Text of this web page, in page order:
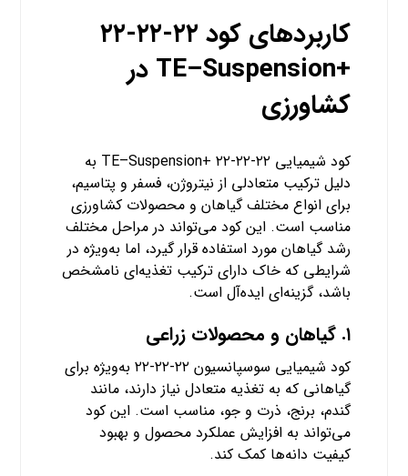
کاربردهای کود ۲۲-۲۲-۲۲
+TE–Suspension در
کشاورزی
کود شیمیایی ۲۲-۲۲-۲۲ +TE–Suspension به
دلیل ترکیب متعادلی از نیتروژن، فسفر و پتاسیم،
برای انواع مختلف گیاهان و محصولات کشاورزی
مناسب است. این کود می‌تواند در مراحل مختلف
رشد گیاهان مورد استفاده قرار گیرد، اما به‌ویژه در
شرایطی که خاک دارای ترکیب تغذیه‌ای نامشخص
باشد، گزینه‌ای ایده‌آل است.
۱. گیاهان و محصولات زراعی
کود شیمیایی سوسپانسیون ۲۲-۲۲-۲۲ به‌ویژه برای
گیاهانی که به تغذیه متعادل نیاز دارند، مانند
گندم، برنج، ذرت و جو، مناسب است. این کود
می‌تواند به افزایش عملکرد محصول و بهبود
کیفیت دانه‌ها کمک کند.